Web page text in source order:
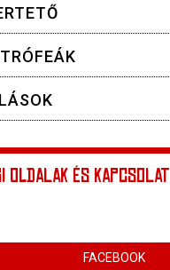
OLDALAK ÉS KAPCSOLAT
FACEBOOK